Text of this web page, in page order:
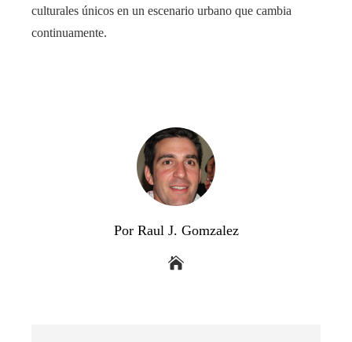
culturales únicos en un escenario urbano que cambia
continuamente.
Por Raul J. Gomzalez